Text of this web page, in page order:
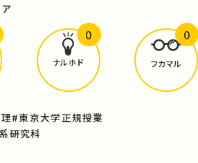
どんな学びがありましたか？
ナルホド
0
フカマル
0
#東京大学正規授業
研究科